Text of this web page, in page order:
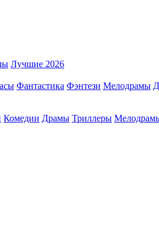
Лучшие 2026
Фантастика Фэнтези Мелодрамы
Комедии Драмы Триллеры